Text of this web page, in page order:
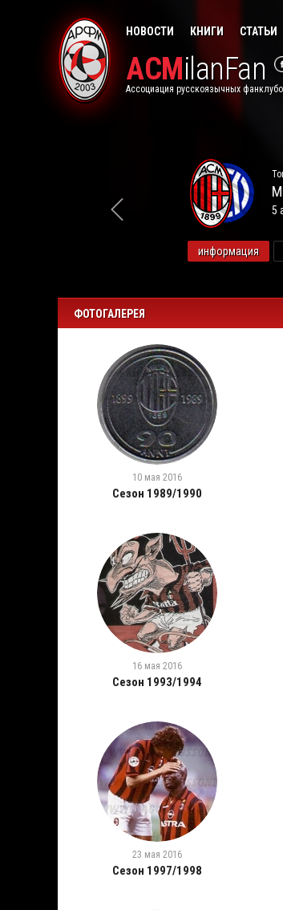
НОВОСТИ КНИГИ СТАТЬИ
ACMilanFan
Ассоциация русскоязычных
5
информация
ФОТОГАЛЕРЕЯ
10 мая 2016
Сезон 1989/1990
16 мая 2016
Сезон 1993/1994
23 мая 2016
Сезон 1997/1998